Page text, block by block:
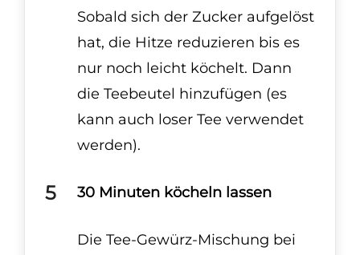
Sobald sich der Zucker aufgelöst
hat, die Hitze reduzieren bis es
nur noch leicht köchelt. Dann
die Teebeutel hinzufügen (es
kann auch loser Tee verwendet
werden).
30 Minuten köcheln lassen
Die Tee-Gewürz-Mischung bei